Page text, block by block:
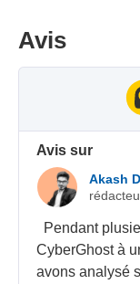
Avis
Avis sur
Akash
Pendant
CyberGhost à
avons analysé